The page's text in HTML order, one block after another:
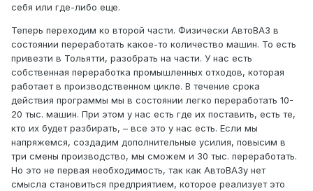
себя или где-либо еще.
Теперь переходим ко второй части. Физически АвтоВАЗ в
состоянии переработать какое-то количество машин. То есть
привезти в Тольятти, разобрать на части. У нас есть
собственная переработка промышленных отходов, которая
работает в производственном цикле. В течение срока
действия программы мы в состоянии легко переработать 10-
20 тыс. машин. При этом у нас есть где их поставить, есть те,
кто их будет разбирать, – все это у нас есть. Если мы
напряжемся, создадим дополнительные усилия, повысим в
три смены производство, мы сможем и 30 тыс. переработать.
Но это не первая необходимость, так как АвтоВАЗу нет
смысла становиться предприятием, которое реализует это